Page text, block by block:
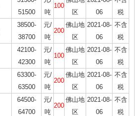
51500
吨
100
区
06
税
38500-
38700
元/
吨
200
佛山地
区
2021-08-
06
不含
税
42100-
42300
元/
吨
100
佛山地
区
2021-08-
06
不含
税
63300-
63500
元/
吨
200
佛山地
区
2021-08-
06
不含
税
64500-
64700
元/
吨
200
佛山地
区
2021-08-
06
不含
税